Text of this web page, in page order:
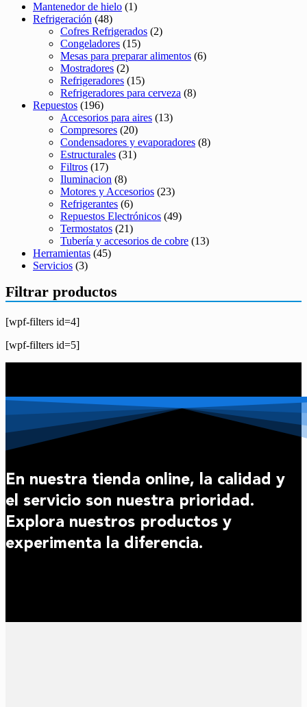
Mantenedor de hielo (1)
Refrigeración (48)
Cofres Refrigerados (2)
Congeladores (15)
Mesas para preparar alimentos (6)
Mostradores (2)
Refrigeradores (15)
Refrigeradores para cerveza (8)
Repuestos (196)
Accesorios para aires (13)
Compresores (20)
Condensadores y evaporadores (8)
Estructurales (31)
Filtros (17)
Iluminacion (8)
Motores y Accesorios (23)
Refrigerantes (6)
Repuestos Electrónicos (49)
Termostatos (21)
Tubería y accesorios de cobre (13)
Herramientas (45)
Servicios (3)
Filtrar productos
[wpf-filters id=4]
[wpf-filters id=5]
En nuestra tienda online, la calidad y
el servicio son nuestra prioridad.
Explora nuestros productos y
experimenta la diferencia.